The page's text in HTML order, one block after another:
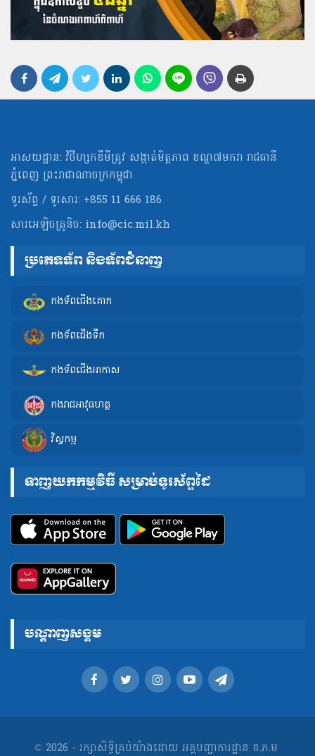
អាសយដ្ឋាន: វិថីហ្សកឌីមីត្រូវ សង្កាត់មិត្ដភាព ខណ្ឌ៧មករា រាជធានី
ភ្នំពេញ ព្រះរាជាណាចក្រកម្ពុជា
ទូរស័ព្ទ / ទូរសារ: +855 11 666 186
សារអេឡិចត្រូនិច: info@cic.mil.kh
ប្រភេទទ័ព និងទ័ពជំនាញ
កងទ័ពជើងគោក
កងទ័ពជើងទឹក
កងទ័ពជើងអាកាស
កងរាជអាវុធហត្ថ
វិស្វកម្ម
ទាញយកកម្មវិធី សម្រាប់ទូរស័ព្ទដៃ
បណ្តាញសង្គម
© 2026 - រក្សាសិទ្ធិគ្រប់យ៉ាងដោយ អគ្គបញ្ជាការដ្ឋាន ខ.ភ.ម